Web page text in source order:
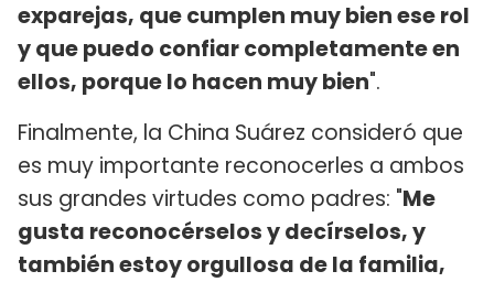
exparejas, que cumplen muy bien ese rol
y que puedo confiar completamente en
ellos, porque lo hacen muy bien".
Finalmente, la China Suárez consideró que
es muy importante reconocerles a ambos
sus grandes virtudes como padres: "Me
gusta reconocérselos y decírselos, y
también estoy orgullosa de la familia,